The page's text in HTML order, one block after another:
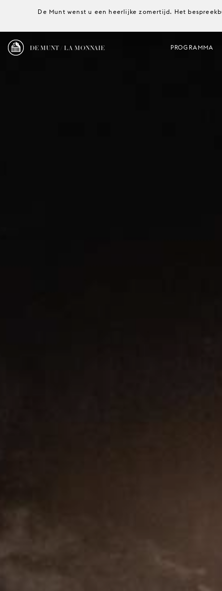
De Munt wenst u een heerlijke zomertijd. Het
DE MUNT / LA MONNAIE PROGRAMMA